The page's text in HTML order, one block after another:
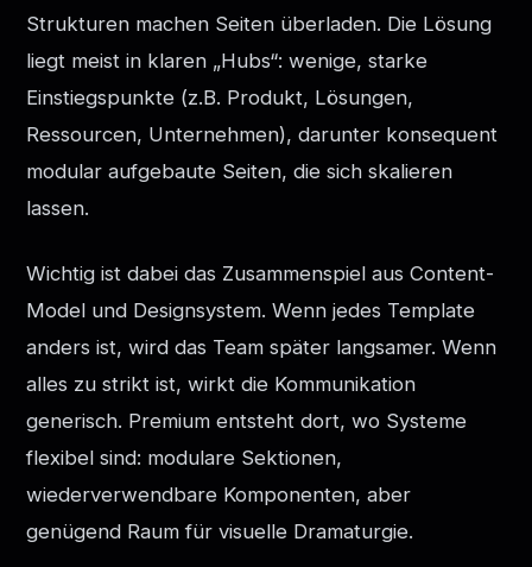
Strukturen machen Seiten überladen. Die Lösung
liegt meist in klaren „Hubs“: wenige, starke
Einstiegspunkte (z.B. Produkt, Lösungen,
Ressourcen, Unternehmen), darunter konsequent
modular aufgebaute Seiten, die sich skalieren
lassen.
Wichtig ist dabei das Zusammenspiel aus Content-
Model und Designsystem. Wenn jedes Template
anders ist, wird das Team später langsamer. Wenn
alles zu strikt ist, wirkt die Kommunikation
generisch. Premium entsteht dort, wo Systeme
flexibel sind: modulare Sektionen,
wiederverwendbare Komponenten, aber
genügend Raum für visuelle Dramaturgie.